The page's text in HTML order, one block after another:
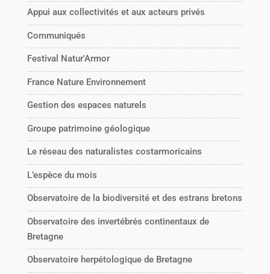
Appui aux collectivités et aux acteurs privés
Communiqués
Festival Natur'Armor
France Nature Environnement
Gestion des espaces naturels
Groupe patrimoine géologique
Le réseau des naturalistes costarmoricains
L’espèce du mois
Observatoire de la biodiversité et des estrans bretons
Observatoire des invertébrés continentaux de
Bretagne
Observatoire herpétologique de Bretagne